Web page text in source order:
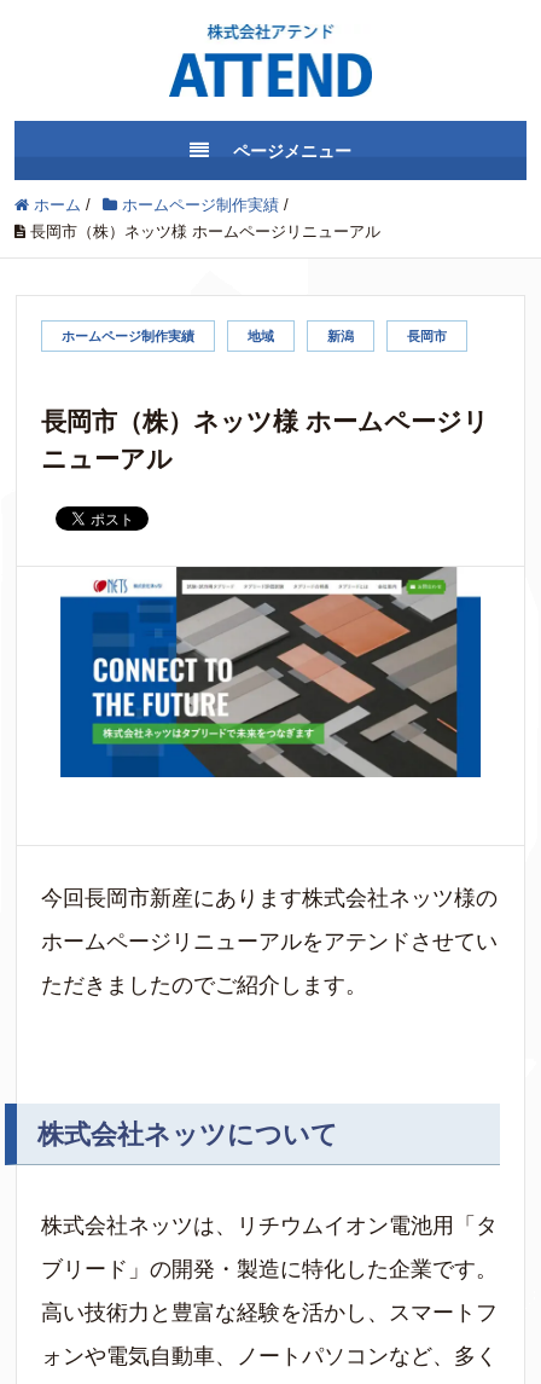
ページメニュー
ホーム / ホームページ制作実績 /
長岡市（株）ネッツ様 ホームページリニューアル
ホームページ制作実績 地域 新潟 長岡市
長岡市（株）ネッツ様 ホームページリ
ニューアル
今回長岡市新産にあります株式会社ネッツ様の
ホームページリニューアルをアテンドさせてい
ただきましたのでご紹介します。
株式会社ネッツについて
株式会社ネッツは、リチウムイオン電池用「タ
ブリード」の開発・製造に特化した企業です。
高い技術力と豊富な経験を活かし、スマートフ
ォンや電気自動車、ノートパソコンなど、多く